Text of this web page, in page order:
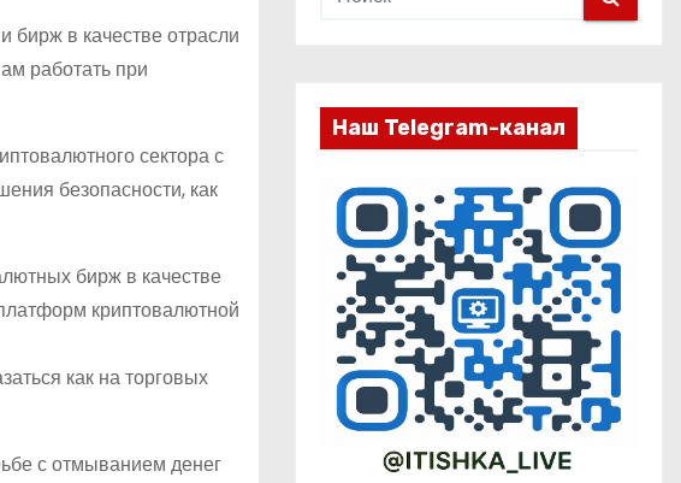
в качестве отрасли
работать при
сектора с
безопасности, как
бирж в качестве
криптовалютной
как на торговых
с отмыванием денег
Наш Telegram-канал